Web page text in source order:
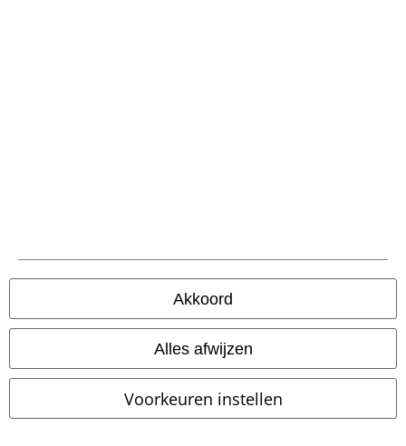
Akkoord
Alles afwijzen
Voorkeuren instellen